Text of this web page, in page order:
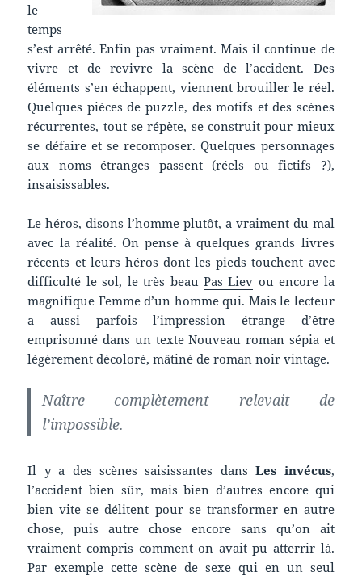
le
temps
s’est arrêté. Enfin pas vraiment. Mais il continue de
vivre et de revivre la scène de l’accident. Des
éléments s’en échappent, viennent brouiller le réel.
Quelques pièces de puzzle, des motifs et des scènes
récurrentes, tout se répète, se construit pour mieux
se défaire et se recomposer. Quelques personnages
aux noms étranges passent (réels ou fictifs ?),
insaisissables.
Le héros, disons l’homme plutôt, a vraiment du mal
avec la réalité. On pense à quelques grands livres
récents et leurs héros dont les pieds touchent avec
difficulté le sol, le très beau Pas Liev ou encore la
magnifique Femme d’un homme qui. Mais le lecteur
a aussi parfois l’impression étrange d’être
emprisonné dans un texte Nouveau roman sépia et
légèrement décoloré, mâtiné de roman noir vintage.
Naître complètement relevait de
l’impossible.
Il y a des scènes saisissantes dansLes invécus,
l’accident bien sûr, mais bien d’autres encore qui
bien vite se délitent pour se transformer en autre
chose, puis autre chose encore sans qu’on ait
vraiment compris comment on avait pu atterrir là.
Par exemple cette scène de sexe qui en un seul